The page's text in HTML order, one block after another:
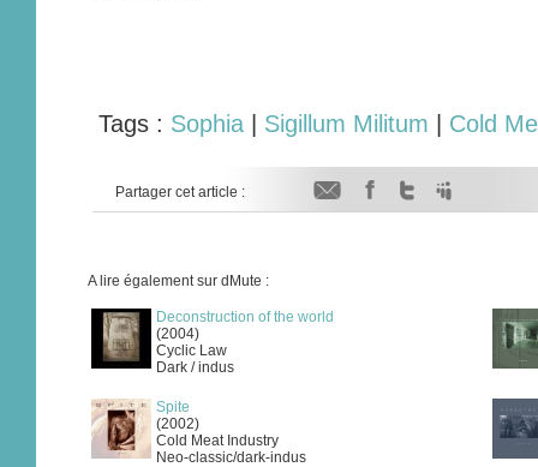
Tags : Sophia Sigillum Militum Cold
Partager cet article :
A lire également sur dMute :
Deconstruction of the world
(2004)
Cyclic Law
Dark / indus
Spite
(2002)
Cold Meat Industry
Neo-classic/dark-indus